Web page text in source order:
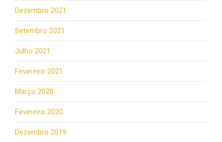
Dezembro 2021
Setembro 2021
Julho 2021
Fevereiro 2021
Março 2020
Fevereiro 2020
Dezembro 2019